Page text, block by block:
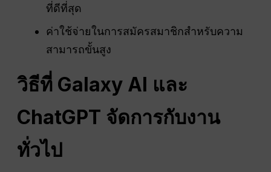
ที่ดีที่สุด
ค่าใช้จ่ายในการสมัครสมาชิกสำหรับความ
สามารถขั้นสูง
วิธีที่ Galaxy AI และ
ChatGPT จัดการกับงาน
ทั่วไป